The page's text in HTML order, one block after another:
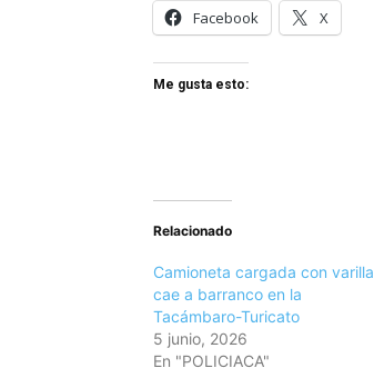
Facebook X
Me gusta esto:
Relacionado
Camioneta cargada con varilla
cae a barranco en la
Tacámbaro-Turicato
5 junio, 2026
En "POLICIACA"